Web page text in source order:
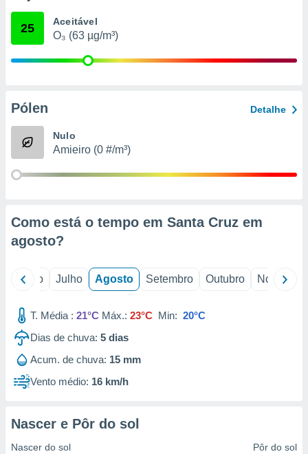
através
de
25 Aceitável
O₃ (63 µg/m³)
Pólen Detalhe
Nulo
Amieiro (0 #/m³)
Como está o tempo em Santa Cruz em
agosto?
Junho Julho Agosto Setembro Outubro Novembro
T. Média : 21°C Máx.: 23°C Min: 20°C
Dias de chuva: 5 dias
Acum. de chuva: 15 mm
Vento médio: 16 km/h
Nascer e Pôr do sol
Nascer do sol Pôr do sol